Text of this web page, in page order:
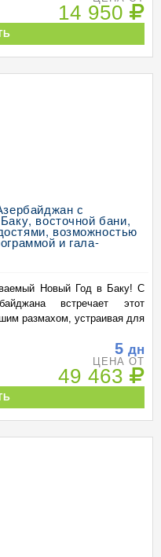
14 950
с
восточной бани,
возможностью
и гала-
Новый Год в Баку! С
встречает этот
размахом, устраивая для
5 дн
ЦЕНА ОТ
49 463